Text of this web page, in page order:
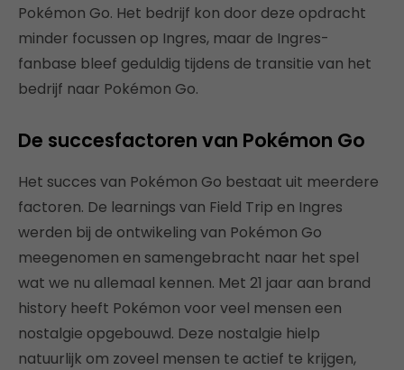
Pokémon Go. Het bedrijf kon door deze opdracht
minder focussen op Ingres, maar de Ingres-
fanbase bleef geduldig tijdens de transitie van het
bedrijf naar Pokémon Go.
De succesfactoren van Pokémon Go
Het succes van Pokémon Go bestaat uit meerdere
factoren. De learnings van Field Trip en Ingres
werden bij de ontwikeling van Pokémon Go
meegenomen en samengebracht naar het spel
wat we nu allemaal kennen. Met 21 jaar aan brand
history heeft Pokémon voor veel mensen een
nostalgie opgebouwd. Deze nostalgie hielp
natuurlijk om zoveel mensen te actief te krijgen,